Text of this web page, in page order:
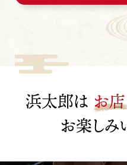
浜太郎は お店
お楽しみ